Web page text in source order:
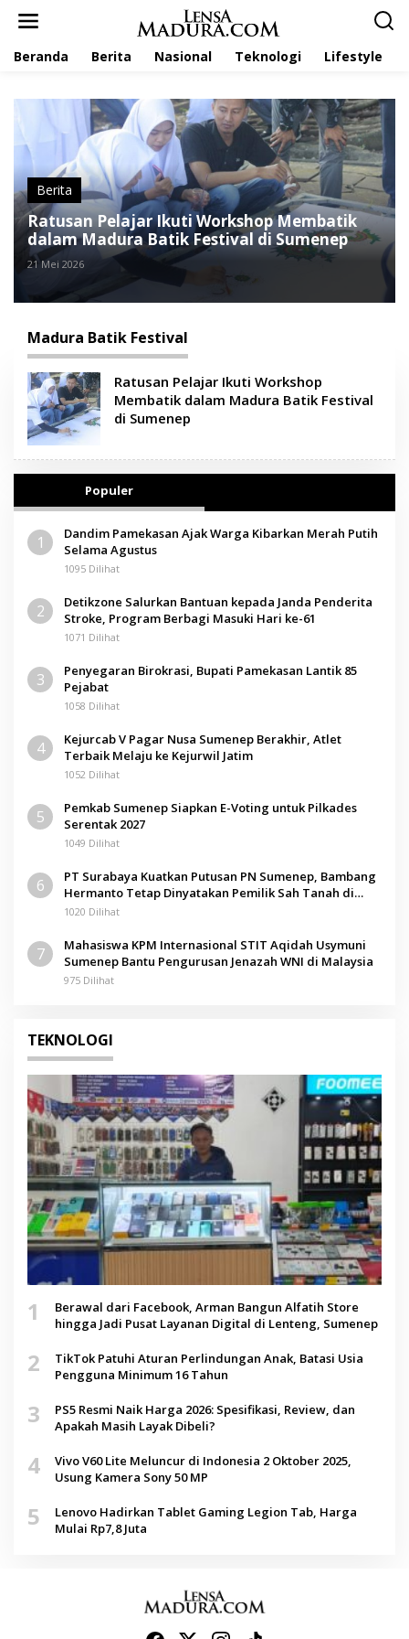
Beranda Berita Nasional Teknologi Lifestyle
Berita
Ratusan Pelajar Ikuti Workshop Membatik
dalam Madura Batik Festival di Sumenep
21 Mei 2026
Madura Batik Festival
Ratusan Pelajar Ikuti Workshop
Membatik dalam Madura Batik Festival
di Sumenep
Populer
1
Dandim Pamekasan Ajak Warga Kibarkan Merah Putih
Selama Agustus
1095 Dilihat
2
Detikzone Salurkan Bantuan kepada Janda Penderita
Stroke, Program Berbagi Masuki Hari ke-61
1071 Dilihat
3
Penyegaran Birokrasi, Bupati Pamekasan Lantik 85
Pejabat
1058 Dilihat
4
Kejurcab V Pagar Nusa Sumenep Berakhir, Atlet
Terbaik Melaju ke Kejurwil Jatim
1052 Dilihat
5
Pemkab Sumenep Siapkan E-Voting untuk Pilkades
Serentak 2027
1049 Dilihat
6
PT Surabaya Kuatkan Putusan PN Sumenep, Bambang
Hermanto Tetap Dinyatakan Pemilik Sah Tanah di
Pamolokan
1020 Dilihat
7
Mahasiswa KPM Internasional STIT Aqidah Usymuni
Sumenep Bantu Pengurusan Jenazah WNI di Malaysia
975 Dilihat
TEKNOLOGI
1
Berawal dari Facebook, Arman Bangun Alfatih Store
hingga Jadi Pusat Layanan Digital di Lenteng, Sumenep
2
TikTok Patuhi Aturan Perlindungan Anak, Batasi Usia
Pengguna Minimum 16 Tahun
3
PS5 Resmi Naik Harga 2026: Spesifikasi, Review, dan
Apakah Masih Layak Dibeli?
4
Vivo V60 Lite Meluncur di Indonesia 2 Oktober 2025,
Usung Kamera Sony 50 MP
5
Lenovo Hadirkan Tablet Gaming Legion Tab, Harga
Mulai Rp7,8 Juta